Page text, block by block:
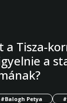
a Tisza-
a
#Balogh Petya